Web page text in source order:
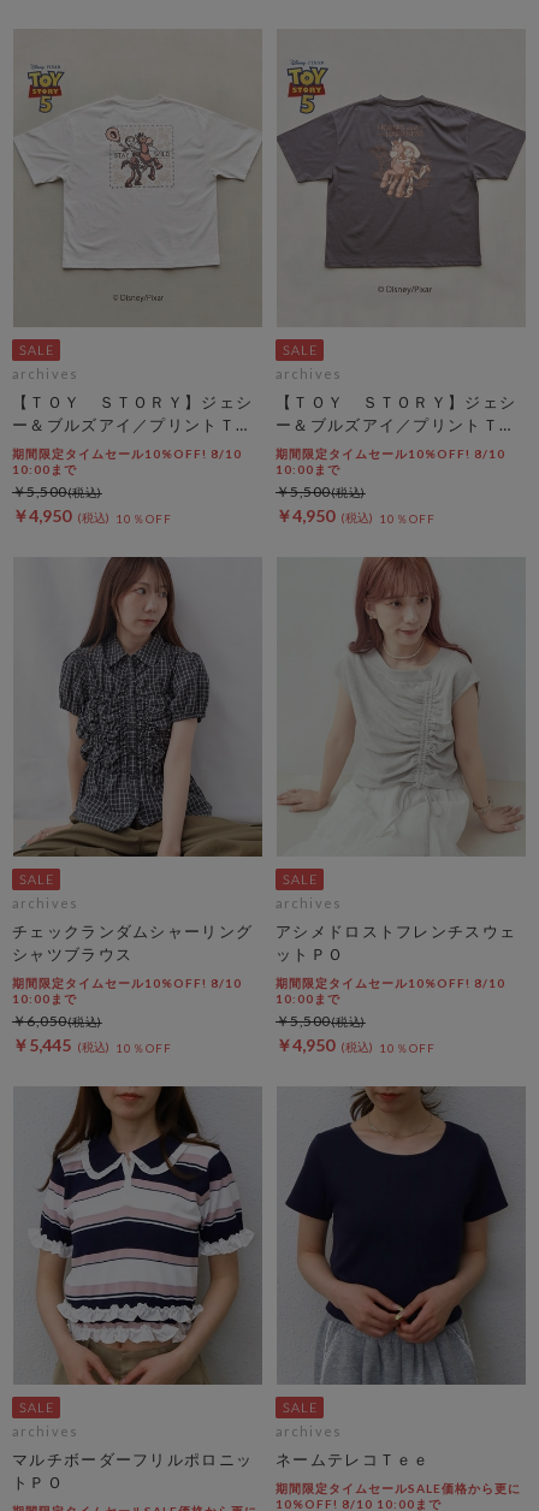
archives
【ＴＯＹ ＳＴＯＲＹ】ジェシ
ー＆ブルズアイ／プリントＴオ
フ
期間限定タイムセール10%OFF! 8/10
10:00まで
￥4,950 10％OFF
￥5,500
archives
【ＴＯＹ ＳＴＯＲＹ】ジェシ
ー＆ブルズアイ／プリントＴチ
ャコール
期間限定タイムセール10%OFF! 8/10
10:00まで
￥4,950 10％OFF
￥5,500
archives
チェックランダムシャーリング
シャツブラウス
期間限定タイムセール10%OFF! 8/10
10:00まで
￥5,445 10％OFF
￥6,050
archives
アシメドロストフレンチスウェ
ットＰＯ
期間限定タイムセール10%OFF! 8/10
10:00まで
￥4,950 10％OFF
￥5,500
archives
マルチボーダーフリルポロニッ
トＰＯ
archives
ネームテレコＴｅｅ
期間限定タイムセールSALE価格から更に
10%OFF! 8/10 10:00まで